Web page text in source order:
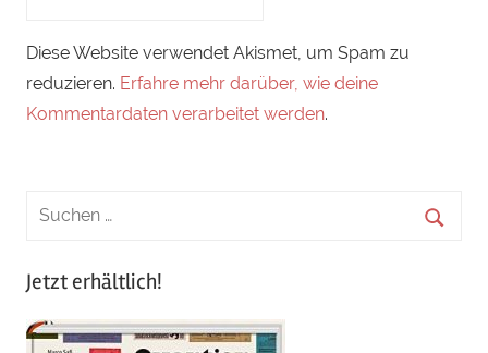
Diese Website verwendet Akismet, um Spam zu
reduzieren. Erfahre mehr darüber, wie deine
Kommentardaten verarbeitet werden.
Jetzt erhältlich!